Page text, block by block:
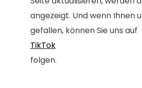
angezeigt. Und wenn Ihnen
gefallen, können Sie uns auf
TikTok
folgen.